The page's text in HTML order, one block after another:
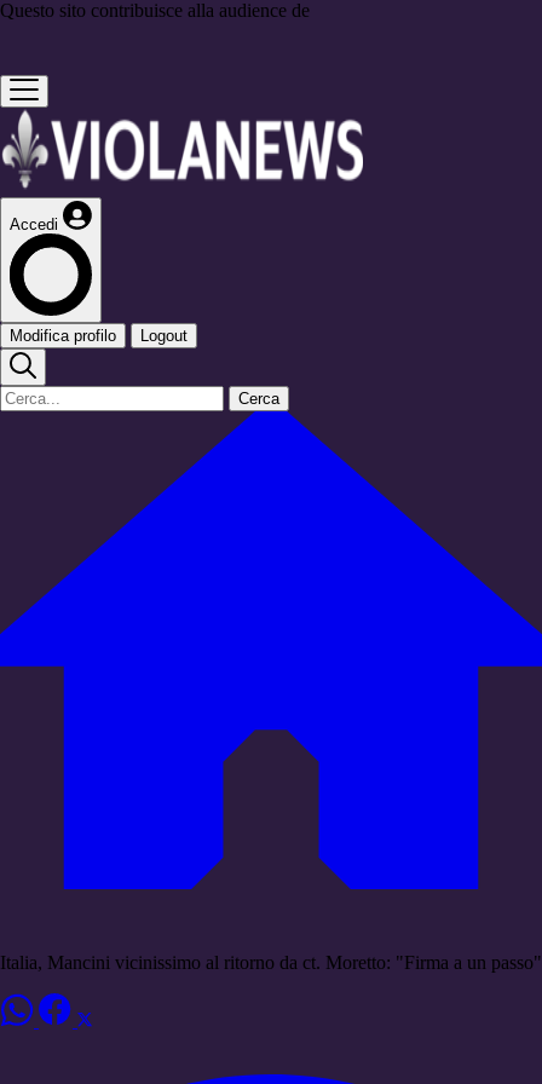
Questo sito contribuisce alla audience de
Accedi
Modifica profilo Logout
Cerca
Italia, Mancini vicinissimo al ritorno da ct. Moretto: "Firma a un passo"